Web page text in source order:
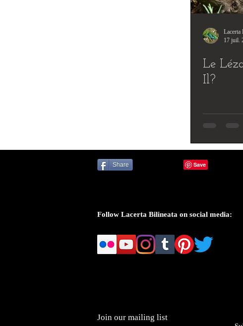
Lacerta
17 juil.
Le
Il?
Share
Follow Lacerta Bilineata on social media:
Join our mailing list